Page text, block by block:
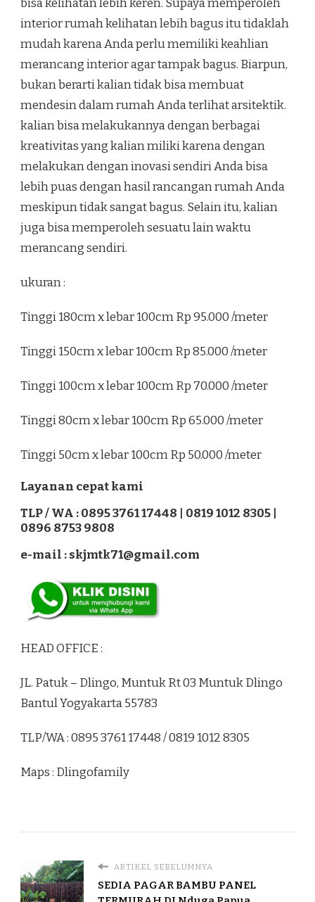
interior rumah kelihatan lebih bagus itu tidaklah
mudah karena Anda perlu memiliki keahlian
merancang interior agar tampak bagus. Biarpun,
bukan berarti kalian tidak bisa membuat
mendesin dalam rumah Anda terlihat arsitektik.
kalian bisa melakukannya dengan berbagai
kreativitas yang kalian miliki karena dengan
melakukan dengan inovasi sendiri Anda bisa
lebih puas dengan hasil rancangan rumah Anda
meskipun tidak sangat bagus. Selain itu, kalian
juga bisa memperoleh sesuatu lain waktu
merancang sendiri.
ukuran :
Tinggi 180cm x lebar 100cm Rp 95.000 /meter
Tinggi 150cm x lebar 100cm Rp 85.000 /meter
Tinggi 100cm x lebar 100cm Rp 70.000 /meter
Tinggi 80cm x lebar 100cm Rp 65.000 /meter
Tinggi 50cm x lebar 100cm Rp 50.000 /meter
Layanan cepat kami
TLP / WA : 0895 3761 17448 | 0819 1012 8305 |
0896 8753 9808
e-mail : skjmtk71@gmail.com
HEAD OFFICE :
JL. Patuk – Dlingo, Muntuk Rt 03 Muntuk Dlingo
Bantul Yogyakarta 55783
TLP/WA : 0895 3761 17448 / 0819 1012 8305
Maps : Dlingofamily
ARTIKEL SEBELUMNYA
SEDIA PAGAR BAMBU PANEL